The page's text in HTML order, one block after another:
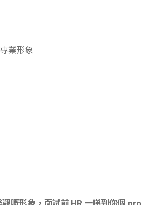
業形象